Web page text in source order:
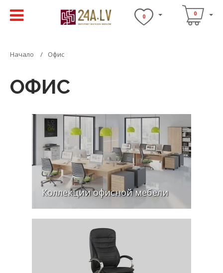
0 0
Начало Офис
ОФИС
Коллекции офисной мебели